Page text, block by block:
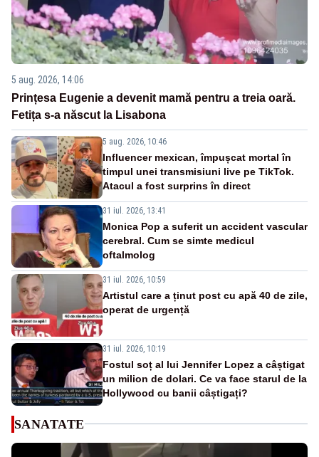
5 aug. 2026, 14:06
Prințesa Eugenie a devenit mamă pentru a treia oară.
Fetița s-a născut la Lisabona
5 aug. 2026, 10:46
Influencer mexican, împușcat mortal în
timpul unei transmisiuni live pe TikTok.
Atacul a fost surprins în direct
31 iul. 2026, 13:41
Monica Pop a suferit un accident vascular
cerebral. Cum se simte medicul
oftalmolog
31 iul. 2026, 10:59
Artistul care a ținut post cu apă 40 de zile,
operat de urgență
31 iul. 2026, 10:19
Fostul soț al lui Jennifer Lopez a câștigat
un milion de dolari. Ce va face starul de la
Hollywood cu banii câștigați?
SANATATE